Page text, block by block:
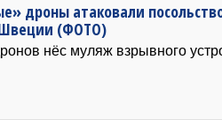
дроны атаковали
Швеции (ФОТО)
нёс муляж взрывного